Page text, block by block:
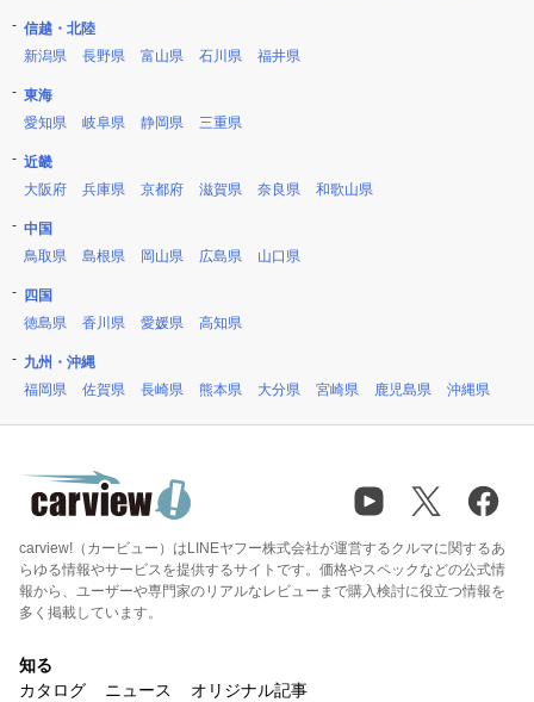
信越・北陸
新潟県
長野県 富山県 石川県 福井県
東海
愛知県
岐阜県 静岡県 三重県
近畿
大阪府
兵庫県 京都府 滋賀県 奈良県 和歌山県
中国
鳥取県
島根県 岡山県 広島県 山口県
四国
徳島県
香川県 愛媛県 高知県
九州・沖縄
福岡県
佐賀県 長崎県 熊本県 大分県 宮崎県 鹿児島県 沖縄県
carview!（カービュー）はLINEヤフー株式会社が運営するクルマに関するあ
らゆる情報やサービスを提供するサイトです。価格やスペックなどの公式情
報から、ユーザーや専門家のリアルなレビューまで購入検討に役立つ情報を
多く掲載しています。
知る
カタログ
ニュース オリジナル記事